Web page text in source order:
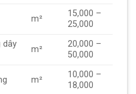
m²
15,000 –
25,000
dây
m²
20,000 –
50,000
m²
10,000 –
18,000